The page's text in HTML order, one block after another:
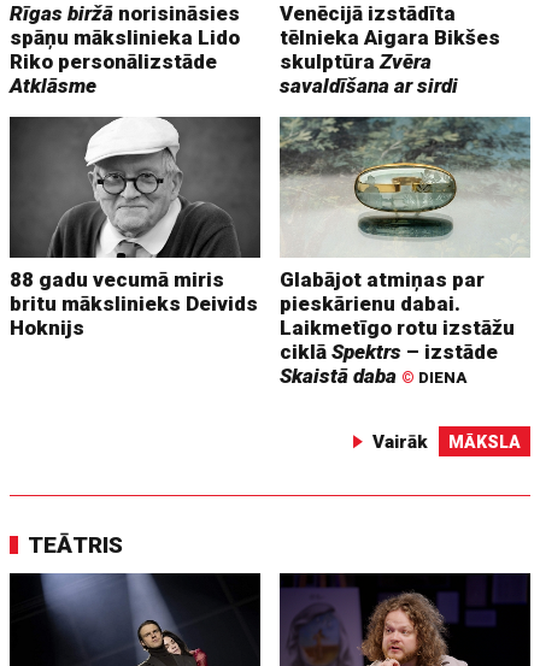
Rīgas biržā norisināsies
spāņu mākslinieka Lido
Riko personālizstāde
Atklāsme
Venēcijā izstādīta
tēlnieka Aigara Bikšes
skulptūraZvēra
savaldīšana ar sirdi
88 gadu vecumā miris
britu mākslinieks Deivids
Hoknijs
Glabājot atmiņas par
pieskārienu dabai.
Laikmetīgo rotu izstāžu
ciklāSpektrs – izstāde
Skaistā daba © DIENA
Vairāk MĀKSLA
TEĀTRIS